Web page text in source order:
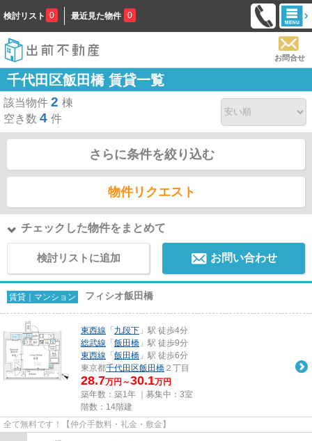
検討リスト 0 最近見た物件 0
お問合せ
千代田区飯田橋 賃貸一覧
該当物件 2 棟
空き数 4 件
さらに条件を絞り込む
物件リクエスト
チェックした物件をまとめて
検討リストに追加 お問い合わせ
賃貸｜マンション フィシオ飯田橋
東西線 「 九段下 」駅 徒歩4分
総武線 「 飯田橋 」駅 徒歩9分
東西線 「 飯田橋 」駅 徒歩6分
東京都千代田区飯田橋 ２丁目
28.7万円～30.1万円
築年数：築1年 ｜募集中： 3室
階数：14階建
全て無料です！【仲介手数料・礼金・敷金】